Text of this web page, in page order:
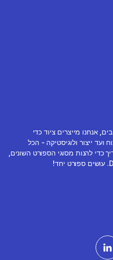
אנחנו מייצרים ציוד כדי
ייצור ולוגיסטיקה - הכל
להנות מסוגי הספורט השונים,